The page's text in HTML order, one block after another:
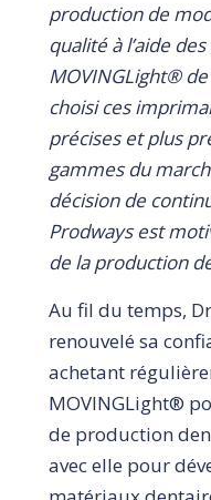
production de
qualité à l’aide
MOVINGLight®
choisi ces
précises et plus
gammes du
décision de
Prodways est
de la production
Au fil du temps,
renouvelé sa
achetant
MOVINGLight®
de production
avec elle pour